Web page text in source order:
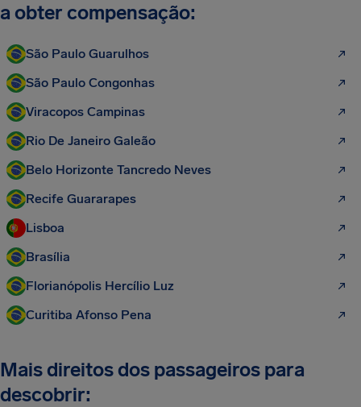
a obter compensação:
São Paulo Guarulhos
São Paulo Congonhas
Viracopos Campinas
Rio De Janeiro Galeão
Belo Horizonte Tancredo Neves
Recife Guararapes
Lisboa
Brasília
Florianópolis Hercílio Luz
Curitiba Afonso Pena
Mais direitos dos passageiros para
descobrir: